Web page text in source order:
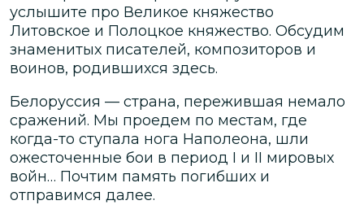
услышите про Великое княжество
Литовское и Полоцкое княжество. Обсудим
знаменитых писателей, композиторов и
воинов, родившихся здесь.
Белоруссия — страна, пережившая немало
сражений. Мы проедем по местам, где
когда-то ступала нога Наполеона, шли
ожесточенные бои в период I и II мировых
войн… Почтим память погибших и
отправимся далее.